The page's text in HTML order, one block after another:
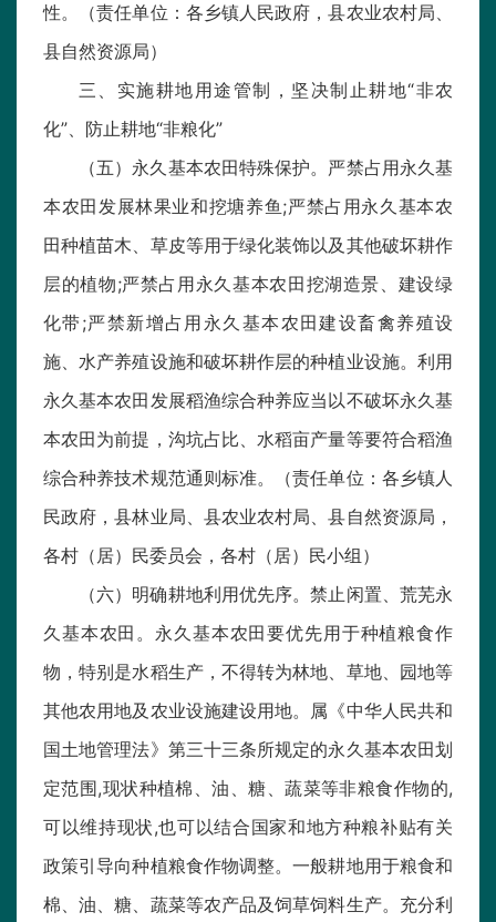
性。（责任单位：各乡镇人民政府，县农业农村局、
县自然资源局）
三、实施耕地用途管制，坚决制止耕地“非农
化”、防止耕地“非粮化”
（五）永久基本农田特殊保护。严禁占用永久基
本农田发展林果业和挖塘养鱼;严禁占用永久基本农
田种植苗木、草皮等用于绿化装饰以及其他破坏耕作
层的植物;严禁占用永久基本农田挖湖造景、建设绿
化带;严禁新增占用永久基本农田建设畜禽养殖设
施、水产养殖设施和破坏耕作层的种植业设施。利用
永久基本农田发展稻渔综合种养应当以不破坏永久基
本农田为前提，沟坑占比、水稻亩产量等要符合稻渔
综合种养技术规范通则标准。（责任单位：各乡镇人
民政府，县林业局、县农业农村局、县自然资源局，
各村（居）民委员会，各村（居）民小组）
（六）明确耕地利用优先序。禁止闲置、荒芜永
久基本农田。永久基本农田要优先用于种植粮食作
物，特别是水稻生产，不得转为林地、草地、园地等
其他农用地及农业设施建设用地。属《中华人民共和
国土地管理法》第三十三条所规定的永久基本农田划
定范围,现状种植棉、油、糖、蔬菜等非粮食作物的,
可以维持现状,也可以结合国家和地方种粮补贴有关
政策引导向种植粮食作物调整。一般耕地用于粮食和
棉、油、糖、蔬菜等农产品及饲草饲料生产。充分利